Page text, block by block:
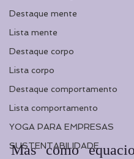
Destaque mente
Lista mente
Destaque corpo
Lista corpo
Destaque comportamento
Lista comportamento
YOGA PARA EMPRESAS
SUSTENTABILIDADE
Mas como